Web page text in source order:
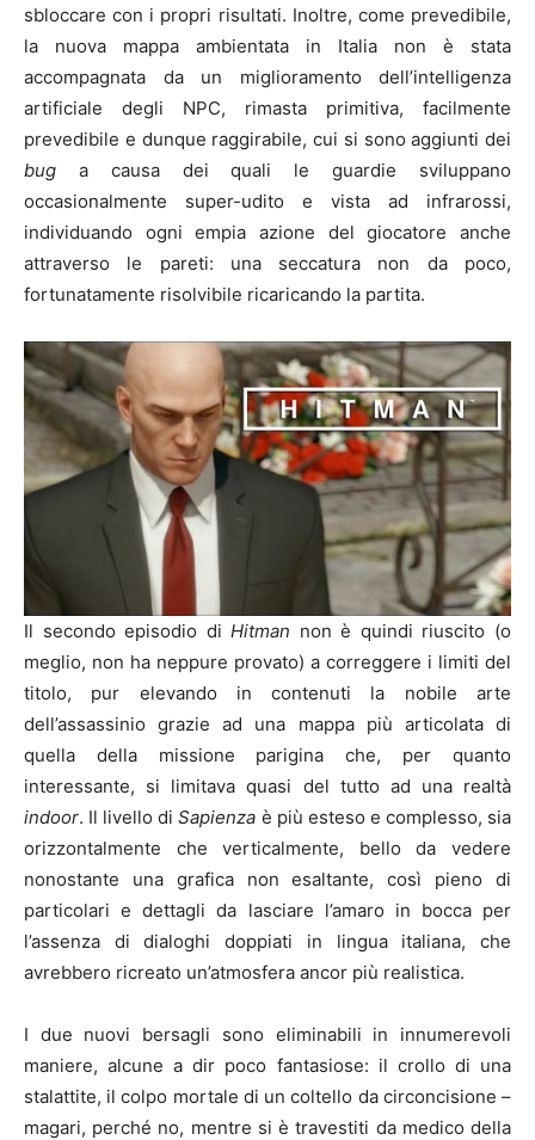
sbloccare con i propri risultati. Inoltre, come prevedibile,
la nuova mappa ambientata in Italia non è stata
accompagnata da un miglioramento dell’intelligenza
artificiale degli NPC, rimasta primitiva, facilmente
prevedibile e dunque raggirabile, cui si sono aggiunti dei
bug a causa dei quali le guardie sviluppano
occasionalmente super-udito e vista ad infrarossi,
individuando ogni empia azione del giocatore anche
attraverso le pareti: una seccatura non da poco,
fortunatamente risolvibile ricaricando la partita.
Il secondo episodio diHitman non è quindi riuscito (o
meglio, non ha neppure provato) a correggere i limiti del
titolo, pur elevando in contenuti la nobile arte
dell’assassinio grazie ad una mappa più articolata di
quella della missione parigina che, per quanto
interessante, si limitava quasi del tutto ad una realtà
indoor. Il livello diSapienza è più esteso e complesso, sia
orizzontalmente che verticalmente, bello da vedere
nonostante una grafica non esaltante, così pieno di
particolari e dettagli da lasciare l’amaro in bocca per
l’assenza di dialoghi doppiati in lingua italiana, che
avrebbero ricreato un’atmosfera ancor più realistica.
I due nuovi bersagli sono eliminabili in innumerevoli
maniere, alcune a dir poco fantasiose: il crollo di una
stalattite, il colpo mortale di un coltello da circoncisione –
magari, perché no, mentre si è travestiti da medico della